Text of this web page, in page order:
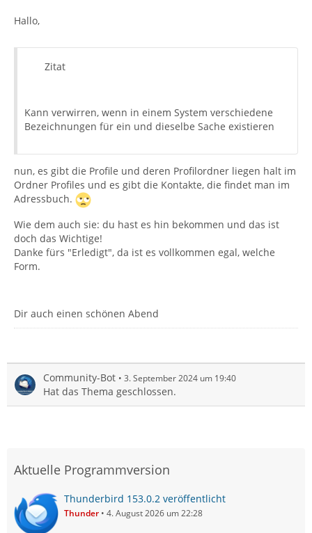
Hallo,
Zitat
Kann verwirren, wenn in einem System verschiedene
Bezeichnungen für ein und dieselbe Sache existieren
nun, es gibt die Profile und deren Profilordner liegen halt im
Ordner Profiles und es gibt die Kontakte, die findet man im
Adressbuch.
Wie dem auch sie: du hast es hin bekommen und das ist
doch das Wichtige!
Danke fürs "Erledigt", da ist es vollkommen egal, welche
Form.
Dir auch einen schönen Abend
Community-Bot 3. September 2024 um 19:40
Hat das Thema geschlossen.
Aktuelle Programmversion
Thunderbird 153.0.2 veröffentlicht
Thunder 4. August 2026 um 22:28